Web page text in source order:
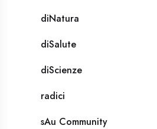
diNatura
diSalute
diScienze
radici
sAu Community